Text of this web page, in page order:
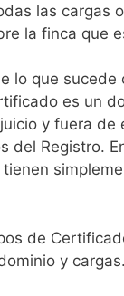
las cargas
la finca que
lo que sucede
es un
y fuera de
del Registro.
de
y cargas.